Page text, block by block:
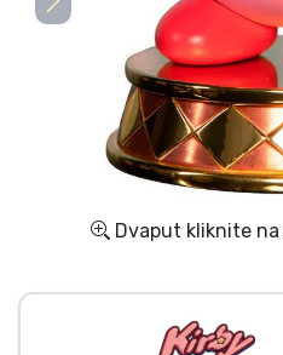
Dvaput kliknite
Dostava i plaćanje
TV serija proizvodi
Film proizvodi
Crtani proizvodi
Anime proizvodi